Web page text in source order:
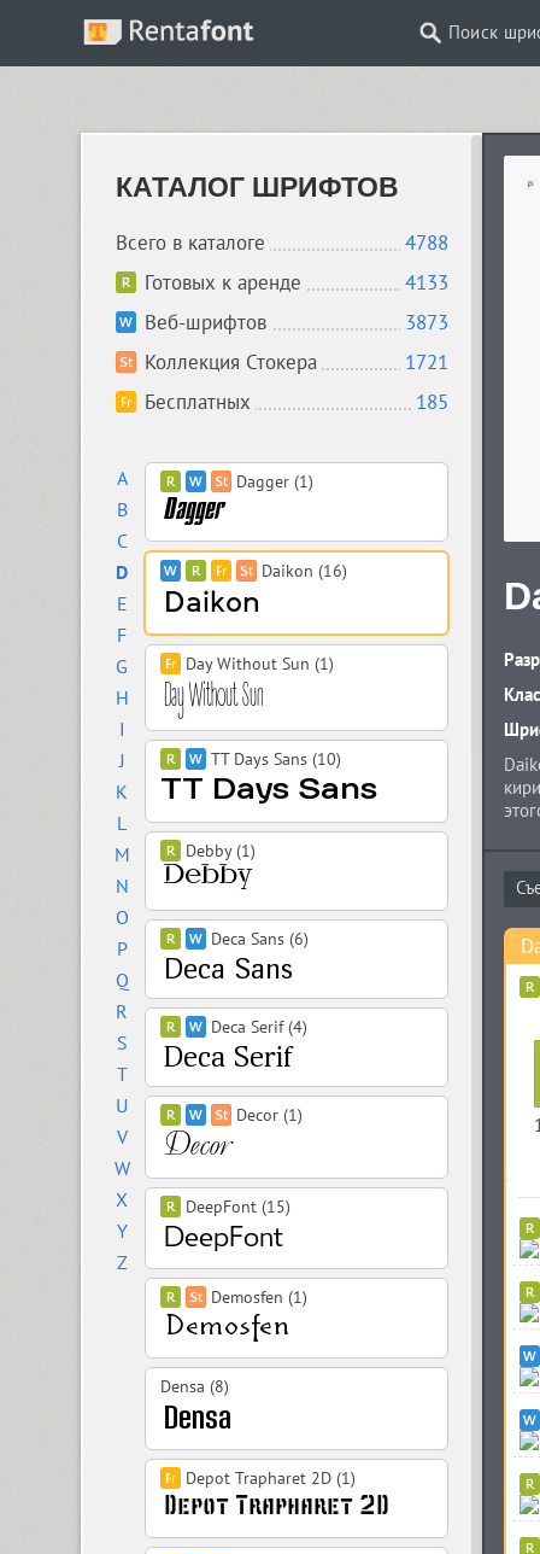
Поиск
КАТАЛОГ ШРИФТОВ
Всего в каталоге
4788
Готовых к аренде
4133
Веб-шрифтов
3873
Коллекция Стокера
1721
Бесплатных
185
A
B
C
D
E
F
G
H
I
J
K
L
M
N
O
P
Q
R
S
T
U
V
W
X
Y
Z
Dagger (1)
Daikon (16)
Day Without Sun (1)
TT Days Sans (10)
Debby (1)
Deca Sans (6)
Deca Serif (4)
Decor (1)
DeepFont (15)
Demosfen (1)
Densa (8)
Depot Trapharet 2D (1)